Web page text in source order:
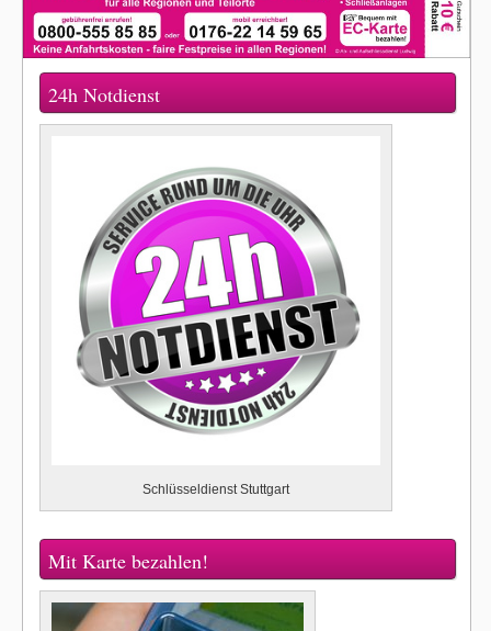
24h Notdienst
Schlüsseldienst Stuttgart
Mit Karte bezahlen!